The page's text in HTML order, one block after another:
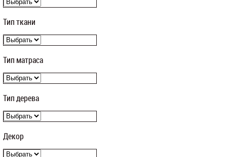
Тип ткани
Тип матраса
Тип дерева
Декор